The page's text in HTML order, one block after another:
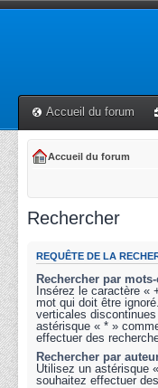
Accueil du forum
Accueil du forum
Rechercher
REQUÊTE DE LA
Rechercher par
Insérez le caractère «
mot qui doit être
verticales
astérisque « * »
effectuer des
Rechercher par
Utilisez un astérisque
souhaitez effectuer